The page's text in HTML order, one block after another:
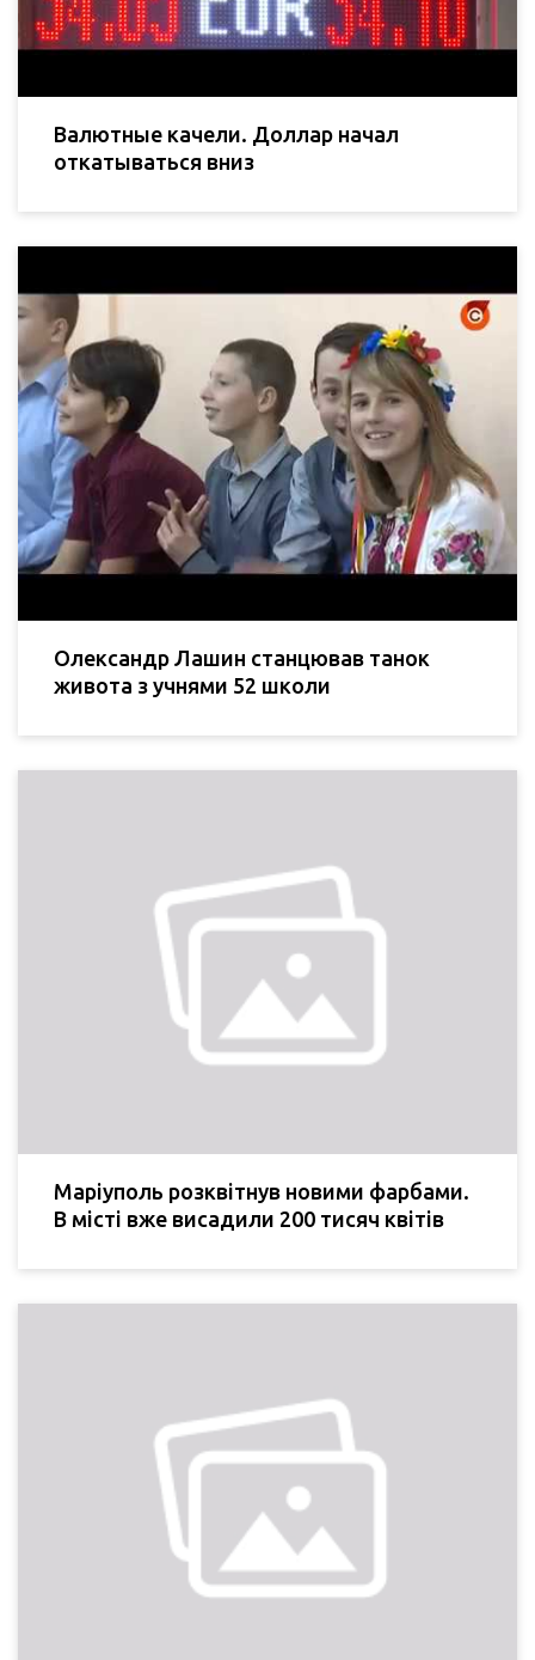
Валютные качели. Доллар начал
откатываться вниз
Олександр Лашин станцював танок
живота з учнями 52 школи
Маріуполь розквітнув новими фарбами.
В місті вже висадили 200 тисяч квітів